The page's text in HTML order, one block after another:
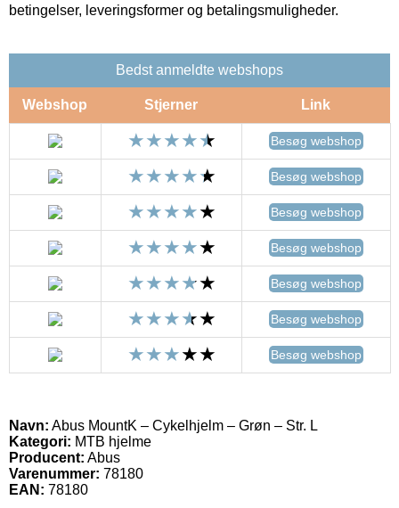
betingelser, leveringsformer og betalingsmuligheder.
Bedst anmeldte webshops
Webshop Stjerner Link
Besøg webshop
Besøg webshop
Besøg webshop
Besøg webshop
Besøg webshop
Besøg webshop
Besøg webshop
Navn: Abus MountK – Cykelhjelm – Grøn – Str. L
Kategori: MTB hjelme
Producent: Abus
Varenummer: 78180
EAN: 78180